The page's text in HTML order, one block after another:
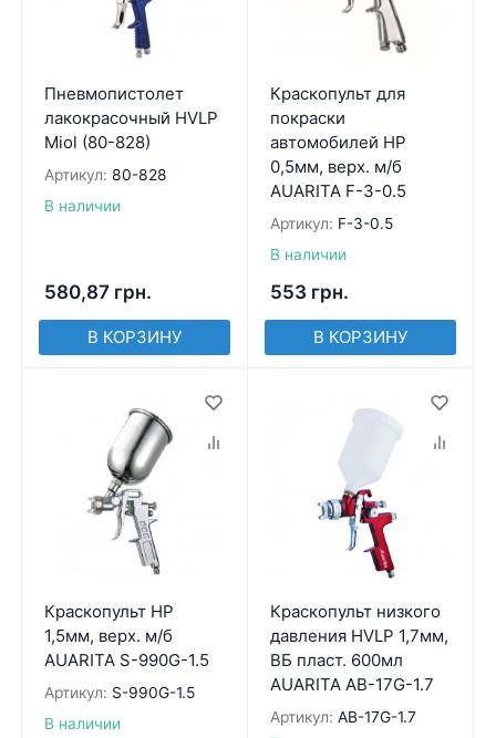
Пневмопистолет
лакокрасочный HVLP
Miol (80-828)
Артикул: 80-828
В наличии
580,87 грн.
В КОРЗИНУ
Краскопульт для
покраски
автомобилей HP
0,5мм, верх. м/б
AUARITA F-3-0.5
Артикул: F-3-0.5
В наличии
553 грн.
В КОРЗИНУ
Краскопульт HP
1,5мм, верх. м/б
AUARITA S-990G-1.5
Артикул: S-990G-1.5
В наличии
Краскопульт низкого
давления HVLP 1,7мм,
ВБ пласт. 600мл
AUARITA AB-17G-1.7
Артикул: AB-17G-1.7